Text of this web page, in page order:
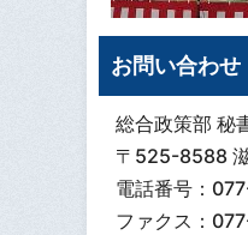
お問い合わせ
総合政策部
〒525-8588
電話番号：
ファクス：